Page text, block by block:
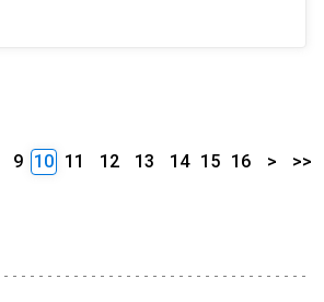
9 10 11 12 13 14 15 16 > >>